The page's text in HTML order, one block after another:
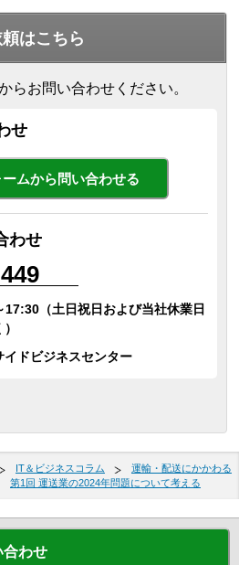
はこちら
らお問い合わせください。
せ
ームから問い合わせる
わせ
17:30（土日祝日および当社休業日
イドビジネスセンター
IT＆ビジネスコラム
運輸・配送にかかわる
第1回 運送業の2024年問題について考える
合わせ